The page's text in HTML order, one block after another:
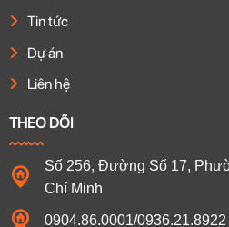
Tin tức
Dự án
Liên hệ
THEO DÕI
Số 256, Đường Số 17,
Chí Minh
0904.86.0001/0936.21.8922